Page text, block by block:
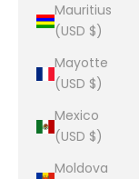
Mauritius
(USD $)
Mayotte
(USD $)
Mexico
(USD $)
Moldova